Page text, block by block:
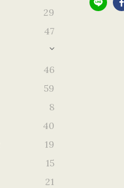
29
47
46
59
8
40
19
15
21